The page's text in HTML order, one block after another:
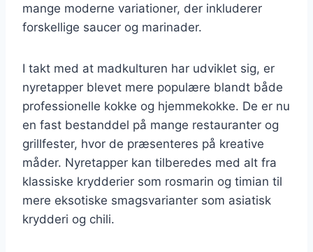
mange moderne variationer, der inkluderer
forskellige saucer og marinader.
I takt med at madkulturen har udviklet sig, er
nyretapper blevet mere populære blandt både
professionelle kokke og hjemmekokke. De er nu
en fast bestanddel på mange restauranter og
grillfester, hvor de præsenteres på kreative
måder. Nyretapper kan tilberedes med alt fra
klassiske krydderier som rosmarin og timian til
mere eksotiske smagsvarianter som asiatisk
krydderi og chili.